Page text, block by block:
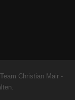
Christian Mair -